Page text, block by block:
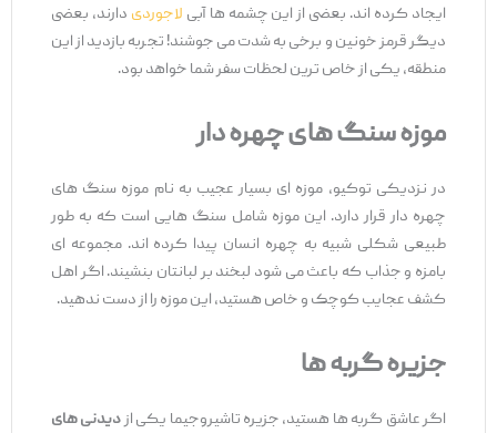
ایجاد کرده ‌اند. بعضی از این چشمه ‌ها آبیلاجوردیدارند، بعضی
دیگر قرمز خونین و برخی به شدت می‌ جوشند! تجربه بازدید از این
منطقه، یکی از خاص ‌ترین لحظات سفر شما خواهد بود.
موزه سنگ‌ های چهره دار
در نزدیکی توکیو، موزه ‌ای بسیار عجیب به نام موزه سنگ ‌های
چهره دار قرار دارد. این موزه شامل سنگ ‌هایی است که به طور
طبیعی شکلی شبیه به چهره انسان پیدا کرده ‌اند. مجموعه‌ ای
بامزه و جذاب که باعث می ‌شود لبخند بر لبانتان بنشیند. اگر اهل
کشف عجایب کوچک و خاص هستید، این موزه را از دست ندهید.
جزیره گربه‌ ها
اگر عاشق گربه ‌ها هستید، جزیره تاشیروجیما یکی از دیدنی ‌های